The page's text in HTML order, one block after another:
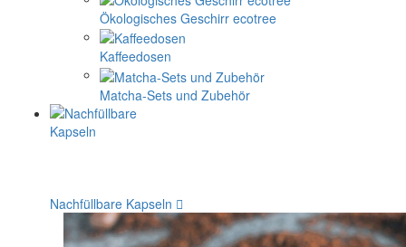
Ökologisches Geschirr ecotree
Kaffeedosen
Matcha-Sets und Zubehör
Nachfüllbare Kapseln